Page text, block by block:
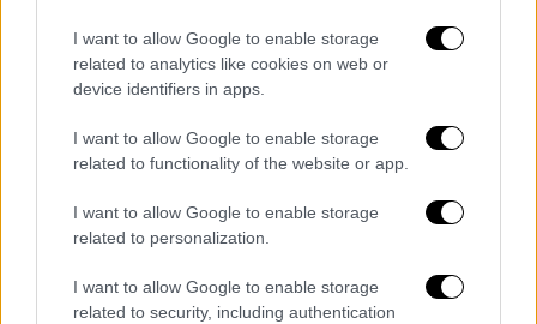
I want to allow Google to enable storage
related to analytics like cookies on web or
device identifiers in apps.
I want to allow Google to enable storage
related to functionality of the website or app.
I want to allow Google to enable storage
related to personalization.
I want to allow Google to enable storage
related to security, including authentication
Επιτέλους το Gmail δίνει λύση
Ένα απρόσμενο «χριστουγεννιάτικο δώρο»
χρήστες του Gmail, δίνοντας λύση σε ένα
πρόβλημα ετών